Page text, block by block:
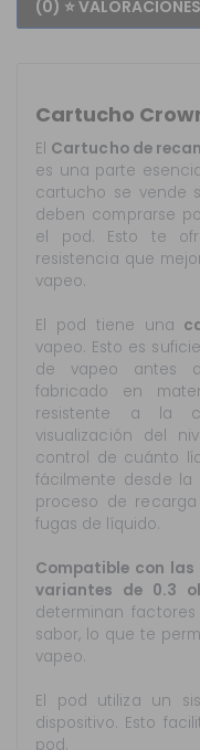
(0) ⭐ VALORACIONES
Cartucho
El Cartucho de
es una parte
cartucho se vende
deben comprarse
el pod. Esto te
resistencia que
vapeo.
El pod tiene una
vapeo. Esto es
de vapeo antes
fabricado en
resistente a la
visualización del
control de cuánto
fácilmente desde
proceso de
fugas de líquido.
Compatible con las
variantes de 0.3
determinan
sabor, lo que te
vapeo.
El pod utiliza un
dispositivo. Esto
pod.